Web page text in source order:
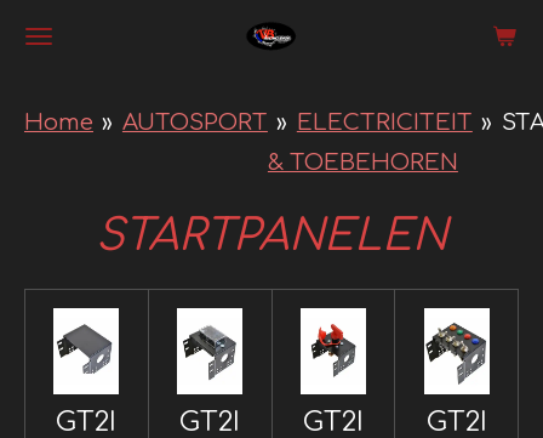
Ga
naar
Home » AUTOSPORT » ELECTRICITEIT
& TOEBEHOREN
»
STARTPANELEN
GT2I
GT2I
GT2I
GT2I